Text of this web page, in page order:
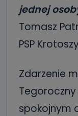
jednej
Tomasz
PSP
Zdarzenie
spokojnym